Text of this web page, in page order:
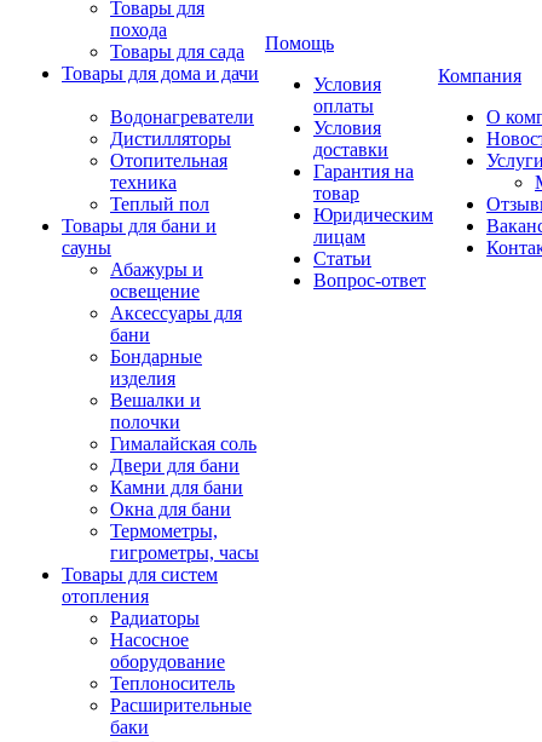
Товары для
похода
Товары для сада
Товары для дома и дачи
Водонагреватели
Дистилляторы
Отопительная
техника
Теплый пол
Товары для бани и
сауны
Абажуры и
освещение
Аксессуары для
бани
Бондарные
изделия
Вешалки и
полочки
Гималайская соль
Двери для бани
Камни для бани
Окна для бани
Термометры,
гигрометры, часы
Товары для систем
отопления
Радиаторы
Насосное
оборудование
Теплоноситель
Расширительные
баки
Помощь
Условия
оплаты
Условия
доставки
Гарантия на
товар
Юридическим
лицам
Статьи
Вопрос-ответ
Компания
О